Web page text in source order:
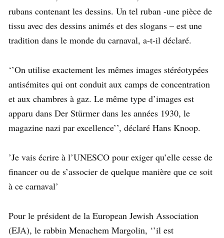
rubans contenant les dessins. Un tel ruban -une pièce de
tissu avec des dessins animés et des slogans – est une
tradition dans le monde du carnaval, a-t-il déclaré.
‘’On utilise exactement les mêmes images stéréotypées
antisémites qui ont conduit aux camps de concentration
et aux chambres à gaz. Le même type d’images est
apparu dans Der Stürmer dans les années 1930, le
magazine nazi par excellence’’, déclaré Hans Knoop.
’Je vais écrire à l’UNESCO pour exiger qu’elle cesse de
financer ou de s’associer de quelque manière que ce soit
à ce carnaval’
Pour le président de la European Jewish Association
(EJA), le rabbin Menachem Margolin, ‘’il est